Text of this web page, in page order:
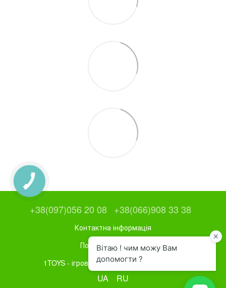
+38(097)056 20 08 +38(066)908 33 38
Контактна інформація
Повна версія сайту
1TOYS - ігрове та спортивне обладнання
UA RU